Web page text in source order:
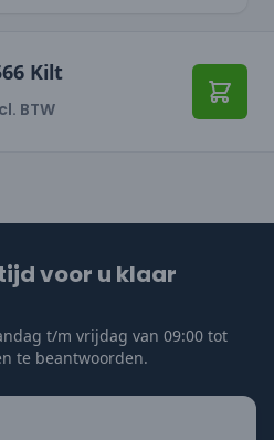
Kilt
BTW
voor u klaar
t/m vrijdag van 09:00 tot
te beantwoorden.